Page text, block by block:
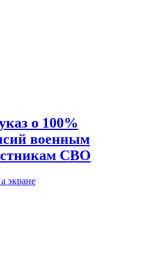
о 100%
военным
СВО
экране